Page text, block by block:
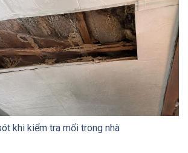
khi kiểm tra mối trong nhà